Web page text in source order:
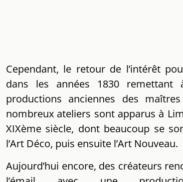
Cependant, le retour de l’intérêt
dans les années 1830
productions anciennes des
nombreux ateliers sont apparus à
XIXème siècle, dont beaucoup se
l’Art Déco, puis ensuite l’Art Nouveau.
Aujourd’hui encore, des créateurs